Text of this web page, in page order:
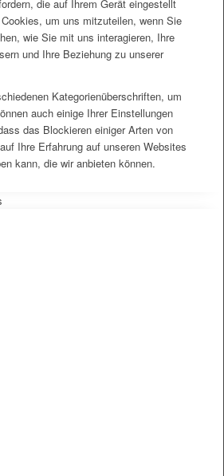
die auf Ihrem Gerät eingestellt
um uns mitzuteilen, wenn Sie
wie Sie mit uns interagieren, Ihre
und Ihre Beziehung zu unserer
Kategorienüberschriften, um
auch einige Ihrer Einstellungen
das Blockieren einiger Arten von
Ihre Erfahrung auf unseren Websites
kann, die wir anbieten können.